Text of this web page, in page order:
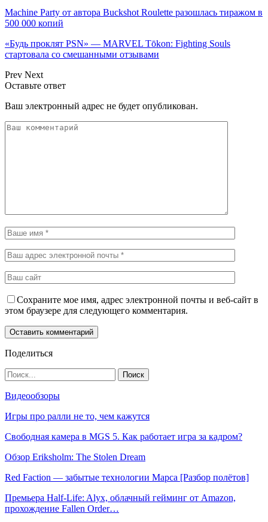
Machine Party от автора Buckshot Roulette разошлась тиражом в
500 000 копий
«Будь проклят PSN» — MARVEL Tōkon: Fighting Souls
стартовала со смешанными отзывами
Prev Next
Оставьте ответ
Ваш электронный адрес не будет опубликован.
Сохраните мое имя, адрес электронной почты и веб-сайт в
этом браузере для следующего комментария.
Поделиться
Видеообзоры
Игры про ралли не то, чем кажутся
Свободная камера в MGS 5. Как работает игра за кадром?
Обзор Eriksholm: The Stolen Dream
Red Faction — забытые технологии Марса [Разбор полётов]
Премьера Half-Life: Alyx, облачный гейминг от Amazon,
прохождение Fallen Order…